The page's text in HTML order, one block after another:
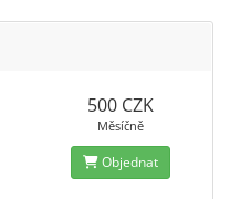
500 CZK
Měsíčně
Objednat